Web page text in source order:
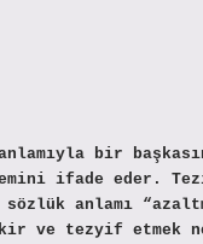
bir
ifade eder.
anlamı
ve tezyif etmek ne